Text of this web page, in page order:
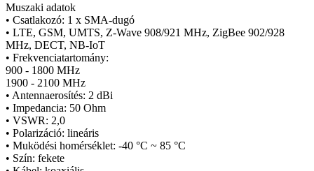
Muszaki adatok
• Csatlakozó: 1 x SMA-dugó
• LTE, GSM, UMTS, Z-Wave 908/921 MHz, ZigBee 902/928
MHz, DECT, NB-IoT
• Frekvenciatartomány:
900 - 1800 MHz
1900 - 2100 MHz
• Antennaerosítés: 2 dBi
• Impedancia: 50 Ohm
• VSWR: 2,0
• Polarizáció: lineáris
• Muködési homérséklet: -40 °C ~ 85 °C
• Szín: fekete